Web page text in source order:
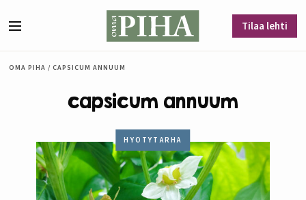
Tilaa lehti
OMA PIHA / CAPSICUM ANNUUM
capsicum annuum
HYÖTYTARHA